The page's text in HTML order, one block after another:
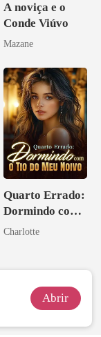
A noviça e o
Conde Viúvo
Mazane
Quarto Errado:
Dormindo com
o Tio do Meu
Charlotte
Abrir